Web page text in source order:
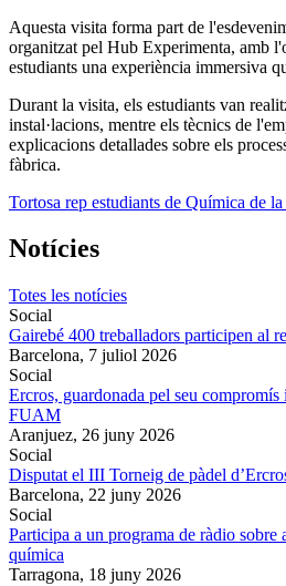
Aquesta visita forma part de
organitzat pel Hub Experimenta, amb
estudiants una experiència immersiva
Durant la visita, els estudiants van
instal·lacions, mentre els tècnics de
explicacions detallades sobre els
fàbrica.
Tortosa rep estudiants de Química de
Notícies
Totes les notícies
Social
Gairebé 400 treballadors participen al
Barcelona, 7 juliol 2026
Social
Ercros, guardonada pel seu
FUAM
Aranjuez, 26 juny 2026
Social
Disputat el III Torneig de pàdel
Barcelona, 22 juny 2026
Social
Participa a un programa de ràdio sobre
química
Tarragona, 18 juny 2026